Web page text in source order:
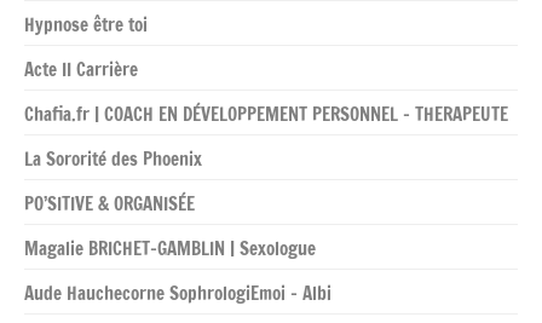
Hypnose être toi
Acte II Carrière
Chafia.fr | COACH EN DÉVELOPPEMENT PERSONNEL – THERAPEUTE
La Sororité des Phoenix
PO’SITIVE & ORGANISÉE
Magalie BRICHET-GAMBLIN | Sexologue
Aude Hauchecorne SophrologiEmoi – Albi